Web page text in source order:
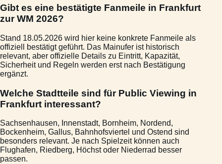
Gibt es eine bestätigte Fanmeile in Frankfurt
zur WM 2026?
Stand 18.05.2026 wird hier keine konkrete Fanmeile als
offiziell bestätigt geführt. Das Mainufer ist historisch
relevant, aber offizielle Details zu Eintritt, Kapazität,
Sicherheit und Regeln werden erst nach Bestätigung
ergänzt.
Welche Stadtteile sind für Public Viewing in
Frankfurt interessant?
Sachsenhausen, Innenstadt, Bornheim, Nordend,
Bockenheim, Gallus, Bahnhofsviertel und Ostend sind
besonders relevant. Je nach Spielzeit können auch
Flughafen, Riedberg, Höchst oder Niederrad besser
passen.